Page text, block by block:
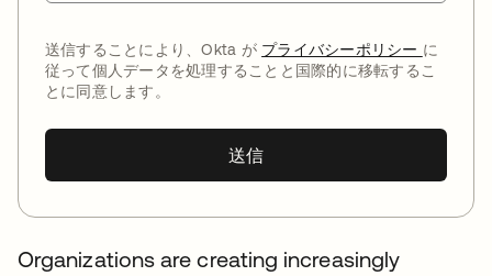
送信することにより、Okta が プライバシーポリシー に
従って個人データを処理することと国際的に移転するこ
とに同意します。
送信
Organizations are creating increasingly